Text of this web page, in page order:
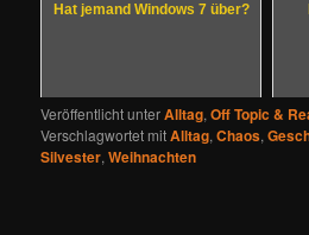
Hat jemand Windows 7 über?
Veröffentlicht unterAlltag,Off Topic &
Verschlagwortet mitAlltag,Chaos,
Silvester,Weihnachten